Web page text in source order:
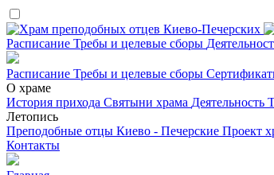
Расписание Требы и целевые сборы
Расписание Требы и целевые сборы
О храме
История прихода Святыни храма Деятельность
Летопись
Преподобные отцы Киево - Печерские Проект
Контакты